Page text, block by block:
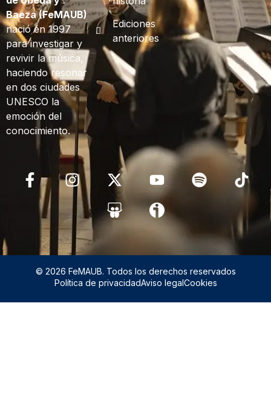
Baeza (FeMAUB)
nació en 1997
para investigar y
revivir la música,
haciendo resonar
en dos ciudades
UNESCO la
emoción del
conocimiento.
Ediciones
anteriores
© 2026 FeMAUB. Todos los derechos reservados
Política de privacidadAviso legalCookies